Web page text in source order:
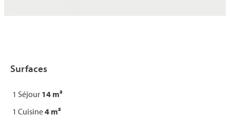
Surfaces
1 Séjour 14 m²
1 Cuisine4 m²